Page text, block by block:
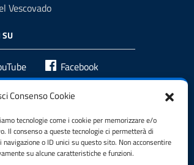
Consenso Cookie
tecnologie come i cookie per memorizzare e/o
Il consenso a queste tecnologie ci permetterà di
o ID unici su questo sito. Non acconsentire
su alcune caratteristiche e funzioni.
Vescovado
SU
Facebook